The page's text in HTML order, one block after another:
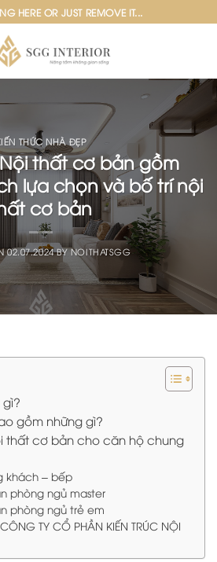
HERE OR JUST REMOVE IT...
THỨC NHÀ ĐẸP
thất cơ bản gồm
lựa chọn và bố trí nội
cơ bản
02.07.2024 BYNOITHATSGG
gồm những gì?
thất cơ bản cho căn hộ chung
khách – bếp
phòng ngủ master
phòng ngủ trẻ em
TY CỔ PHẦN KIẾN TRÚC NỘI